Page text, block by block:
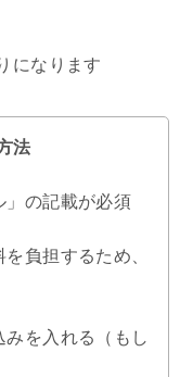
になります
法
」の記載が必須
負担するため、
を入れる（もし